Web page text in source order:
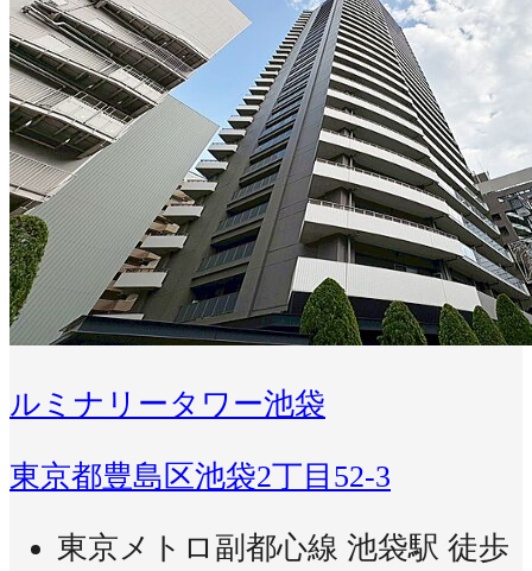
ルミナリータワー池袋
東京都豊島区池袋2丁目52-3
東京メトロ副都心線 池袋駅 徒歩